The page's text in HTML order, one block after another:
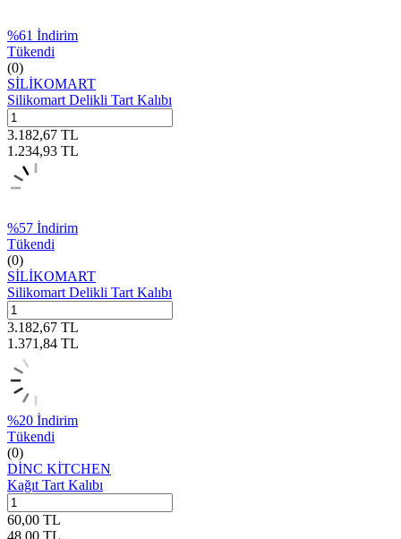
%61 İndirim
Tükendi
(0)
SİLİKOMART
Silikomart Delikli Tart Kalıbı
3.182,67 TL
1.234,93 TL
%57 İndirim
Tükendi
(0)
SİLİKOMART
Silikomart Delikli Tart Kalıbı
3.182,67 TL
1.371,84 TL
%20 İndirim
Tükendi
(0)
DİNC KİTCHEN
Kağıt Tart Kalıbı
60,00 TL
48,00 TL